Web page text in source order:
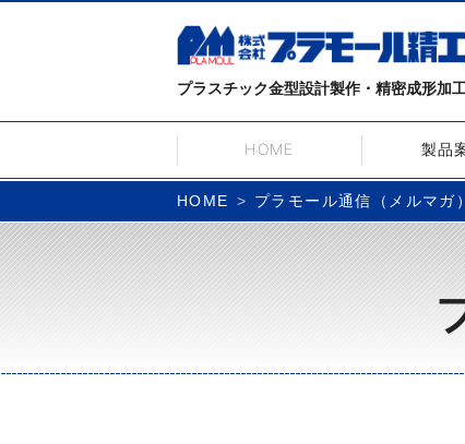
プラスチック金型設計製作・精密成形加
HOME 製品
HOME プラモール通信（メルマガ）